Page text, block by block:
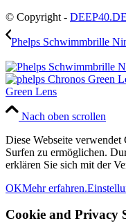
© Copyright - DEEP40.DE
Phelps Schwimmbrille
Green Lens
Nach oben scrollen
Diese Webseite verwendet
Surfen zu ermöglichen.
erklären Sie sich mit der
OKMehr erfahren.
Cookie and Privacy